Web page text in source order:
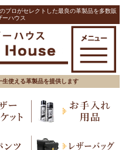
プロがセレクトした最良の革製品を多数販
ーハウス
使える革製品を提供します